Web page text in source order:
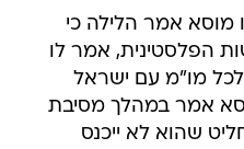
מוסא אמר הלילה כי
הפלסטינית, אמר לו
מו"מ עם ישראל
אמר במהלך מסיבת
שהוא לא ייכנס